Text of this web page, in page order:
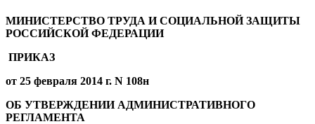
МИНИСТЕРСТВО ТРУДА И СОЦИАЛЬНОЙ ЗАЩИТЫ
РОССИЙСКОЙ ФЕДЕРАЦИИ
ПРИКАЗ
от 25 февраля 2014 г. N 108н
ОБ УТВЕРЖДЕНИИ АДМИНИСТРАТИВНОГО
РЕГЛАМЕНТА